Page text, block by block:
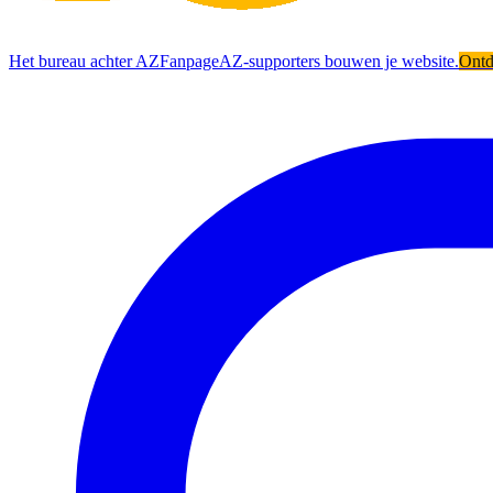
Het bureau achter AZFanpageAZ-supporters bouwen je website.